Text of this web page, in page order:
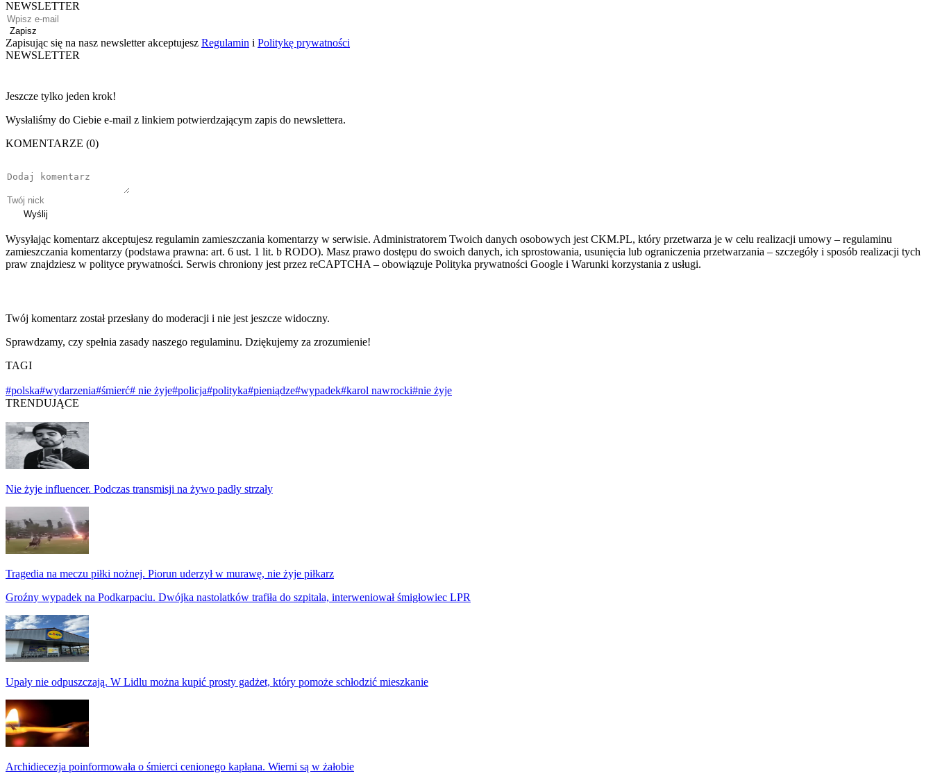
NEWSLETTER
Zapisz
Zapisując się na nasz newsletter akceptujesz Regulamin i Politykę prywatności
NEWSLETTER
Jeszcze tylko jeden krok!
Wysłaliśmy do Ciebie e-mail z linkiem potwierdzającym zapis do newslettera.
KOMENTARZE (0)
Wyślij
Wysyłając komentarz akceptujesz regulamin zamieszczania komentarzy w serwisie. Administratorem Twoich danych osobowych jest CKM.PL, który przetwarza je w celu realizacji umowy – regulaminu
zamieszczania komentarzy (podstawa prawna: art. 6 ust. 1 lit. b RODO). Masz prawo dostępu do swoich danych, ich sprostowania, usunięcia lub ograniczenia przetwarzania – szczegóły i sposób realizacji tych
praw znajdziesz w polityce prywatności. Serwis chroniony jest przez reCAPTCHA – obowiązuje Polityka prywatności Google i Warunki korzystania z usługi.
Twój komentarz został przesłany do moderacji i nie jest jeszcze widoczny.
Sprawdzamy, czy spełnia zasady naszego regulaminu. Dziękujemy za zrozumienie!
TAGI
#polska#wydarzenia#śmierć# nie żyje#policja#polityka#pieniądze#wypadek#karol nawrocki#nie żyje
TRENDUJĄCE
Nie żyje influencer. Podczas transmisji na żywo padły strzały
Tragedia na meczu piłki nożnej. Piorun uderzył w murawę, nie żyje piłkarz
Groźny wypadek na Podkarpaciu. Dwójka nastolatków trafiła do szpitala, interweniował śmigłowiec LPR
Upały nie odpuszczają. W Lidlu można kupić prosty gadżet, który pomoże schłodzić mieszkanie
Archidiecezja poinformowała o śmierci cenionego kapłana. Wierni są w żałobie